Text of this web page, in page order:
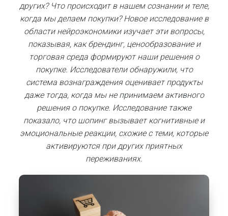
других? Что происходит в нашем сознании и теле,
когда мы делаем покупки? Новое исследование в
области нейроэкономики изучает эти вопросы,
показывая, как брендинг, ценообразование и
торговая среда формируют наши решения о
покупке. Исследователи обнаружили, что
система вознаграждения оценивает продукты
даже тогда, когда мы не принимаем активного
решения о покупке. Исследование также
показало, что шопинг вызывает когнитивные и
эмоциональные реакции, схожие с теми, которые
активируются при других приятных
переживаниях.